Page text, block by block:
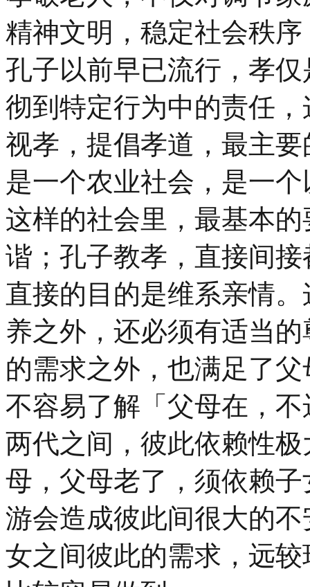
精神文明，稳定社会秩
孔子以前早已流行，孝
彻到特定行为中的责任
视孝，提倡孝道，最主
是一个农业社会，是一
这样的社会里，最基本
谐；孔子教孝，直接间
直接的目的是维系亲情
养之外，还必须有适当
的需求之外，也满足了
不容易了解「父母在，
两代之间，彼此依赖性
母，父母老了，须依赖
游会造成彼此间很大的
女之间彼此的需求，远